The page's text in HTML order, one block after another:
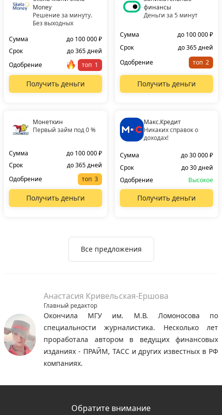
Money
Решение за минуту.
Без выходных
Сумма
до 100 000 ₽
Срок
до 365 дней
Одобрение
топ
Получить деньги
финансы
Деньги за 5 минут
Сумма
до 100 000 ₽
Срок
до 365 дней
Одобрение
топ
Получить деньги
Монеткин
Первый займ под 0 %
Сумма
до 100 000 ₽
Срок
до 365 дней
Одобрение
топ
Получить деньги
Макс.Кредит
Никаких справок о
доходах!
Сумма
до 30 000 ₽
Срок
до 30 дней
Одобрение
Высокое
Получить деньги
Все предложения
Анастасия Кривельская-Ершова
Главный редактор
Окончила МГУ им. М.В. Ломоносова по
специальности журналистика. Несколько лет
проработала автором в ведущих финансовых
изданиях - ПРАЙМ, ТАСС и других известных в РФ
компаниях.
Обратите внимание